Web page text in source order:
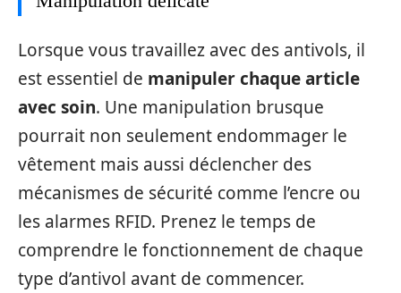
Lorsque vous travaillez avec des antivols, il
est essentiel de manipuler chaque article
avec soin. Une manipulation brusque
pourrait non seulement endommager le
vêtement mais aussi déclencher des
mécanismes de sécurité comme l’encre ou
les alarmes RFID. Prenez le temps de
comprendre le fonctionnement de chaque
type d’antivol avant de commencer.